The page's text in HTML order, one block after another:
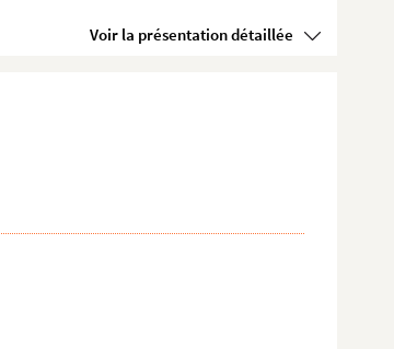
Voir la présentation détaillée